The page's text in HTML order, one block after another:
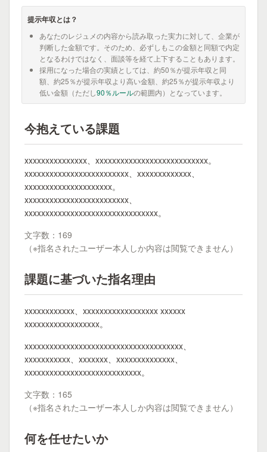
提示年収とは？
あなたのレジュメの内容から読み取った実力に対して、企業が
判断した金額です。そのため、必ずしもこの金額と同額で内定
となるわけではなく、面談等を経て上下することもあります。
採用になった場合の実績としては、約50％が提示年収と同
額、約25％が提示年収より高い金額、約25％が提示年収より
低い金額（ただし90％ルールの範囲内）となっています。
今抱えている課題
xxxxxxxxxxxxxxx、xxxxxxxxxxxxxxxxxxxxxxxxxxx。
xxxxxxxxxxxxxxxxxxxxxxxxx、xxxxxxxxxxxxx、
xxxxxxxxxxxxxxxxxxxxx。
xxxxxxxxxxxxxxxxxxxxxxxxx、
xxxxxxxxxxxxxxxxxxxxxxxxxxxxxxxx。
文字数：169
（※指名されたユーザー本人しか内容は閲覧できません）
課題に基づいた指名理由
xxxxxxxxxxxx、xxxxxxxxxxxxxxxxxx xxxxxx
xxxxxxxxxxxxxxxxxx。
xxxxxxxxxxxxxxxxxxxxxxxxxxxxxxxxxxxxxx、
xxxxxxxxxxx、xxxxxxx、xxxxxxxxxxxxxx、
xxxxxxxxxxxxxxxxxxxxxxxxxxxx。
文字数：165
（※指名されたユーザー本人しか内容は閲覧できません）
何を任せたいか